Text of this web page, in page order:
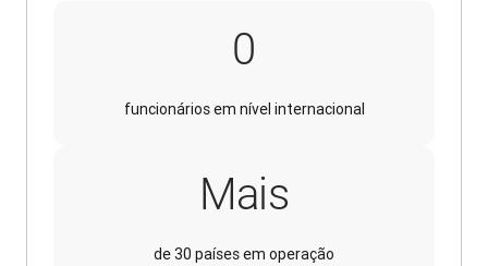
0
funcionários em nível internacional
Mais
de 30 países em operação